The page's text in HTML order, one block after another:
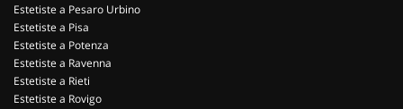
Estetiste a Pesaro Urbino
Estetiste a Pisa
Estetiste a Potenza
Estetiste a Ravenna
Estetiste a Rieti
Estetiste a Rovigo